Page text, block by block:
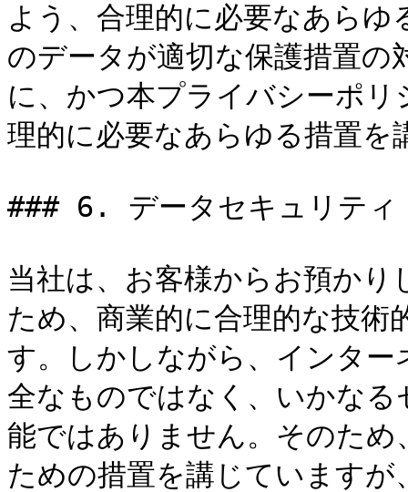
よう、合理的に必要なあら
のデータが適切な保護措置の
に、かつ本プライバシーポ
理的に必要なあらゆる措置を
### 6. データセキュリティ
当社は、お客様からお預か
ため、商業的に合理的な技術
す。しかしながら、インタ
全なものではなく、いかな
能ではありません。そのた
ための措置を講じています